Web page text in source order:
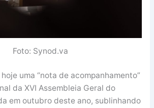
Foto: Synod.va
uma “nota de acompanhamento”
da XVI Assembleia Geral do
em outubro deste ano, sublinhando